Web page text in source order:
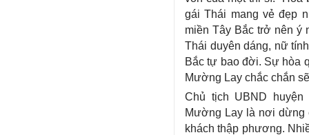
gái Thái mang vẻ đẹp
miền Tây Bắc trở nên ý
Thái duyên dáng, nữ
Bắc tự bao đời. Sự hòa
Mường Lay chắc chắn
Chủ tịch UBND
Mường Lay là nơi dừng
khách thập phương.